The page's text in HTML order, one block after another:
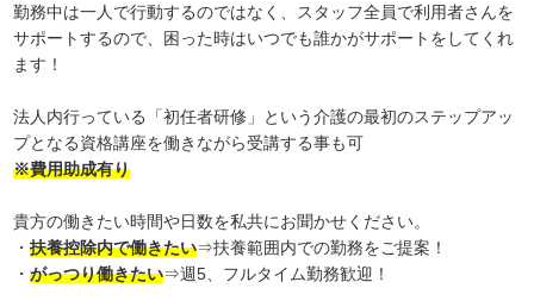
勤務中は一人で行動するのではなく、スタッフ全員で利用者さんを
サポートするので、困った時はいつでも誰かがサポートをしてくれ
ます！
法人内行っている「初任者研修」という介護の最初のステップアッ
プとなる資格講座を働きながら受講する事も可
※費用助成有り
貴方の働きたい時間や日数を私共にお聞かせください。
・扶養控除内で働きたい⇒扶養範囲内での勤務をご提案！
・がっつり働きたい⇒週5、フルタイム勤務歓迎！